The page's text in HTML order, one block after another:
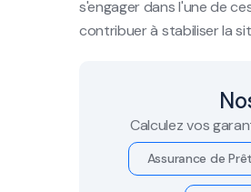
s'engager dans l'une de
contribuer à stabiliser la
Calculez vos
Assurance de Prêt